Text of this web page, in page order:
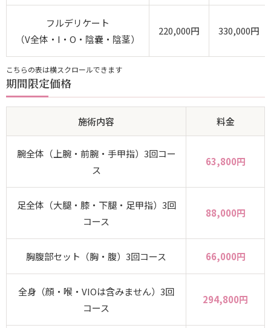
フルデリケート
（V全体・I・O・陰嚢・陰茎）
220,000円 330,000円
こちらの表は横スクロールできます
期間限定価格
施術内容 料金
腕全体（上腕・前腕・手甲指）3回コー
ス
63,800円
足全体（大腿・膝・下腿・足甲指）3回
コース
88,000円
胸腹部セット（胸・腹）3回コース 66,000円
全身（顔・喉・VIOは含みません）3回
コース
294,800円